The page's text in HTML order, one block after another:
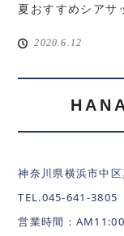
夏おすすめシアサ
2020.6.12
神奈川県横浜市中
TEL.045-641-3805
営業時間：